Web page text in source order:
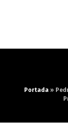
Portada »